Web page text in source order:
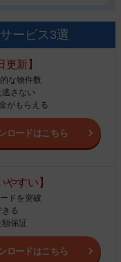
ービス3選
更新】
な物件数
逃さない
がもらえる
ロードはこちら
やすい】
ドを突破
る
額保証
ロードはこちら